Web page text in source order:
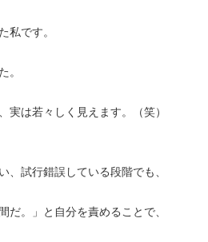
私です。
。
実は若々しく見えます。（笑）
、試行錯誤している段階でも、
だ。」と自分を責めることで、